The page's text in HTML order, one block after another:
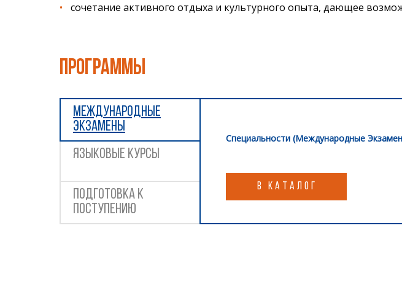
сочетание активного отдыха и культурного опыта, дающее
ПРОГРАММЫ
МЕЖДУНАРОДНЫЕ
ЭКЗАМЕНЫ
ЯЗЫКОВЫЕ КУРСЫ
ПОДГОТОВКА К
ПОСТУПЕНИЮ
Специальности (Международные
В КАТАЛОГ